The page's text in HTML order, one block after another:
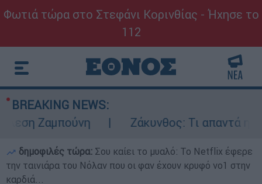
Φωτιά τώρα στο Στεφάνι Κορινθίας - Ήχησε το
112
BREAKING NEWS:
Ζαμπούνη
Ζάκυνθος: Τι απαντά η
δημοφιλές τώρα: Σου καίει το μυαλό: Το Netflix έφερε
την ταινιάρα του Νόλαν που οι φαν έχουν κρυφό νο1 στην
καρδιά...